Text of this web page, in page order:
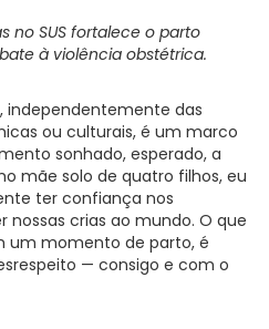
no SUS fortalece o parto
à violência obstétrica.
independentemente das
ou culturais, é um marco
sonhado, esperado, a
mãe solo de quatro filhos, eu
ter confiança nos
nossas crias ao mundo. O que
um momento de parto, é
— consigo e com o